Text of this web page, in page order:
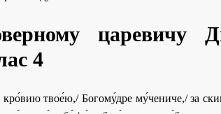
царевичу
4
твое́ю,/ Богому́дре му́чениче,/ за